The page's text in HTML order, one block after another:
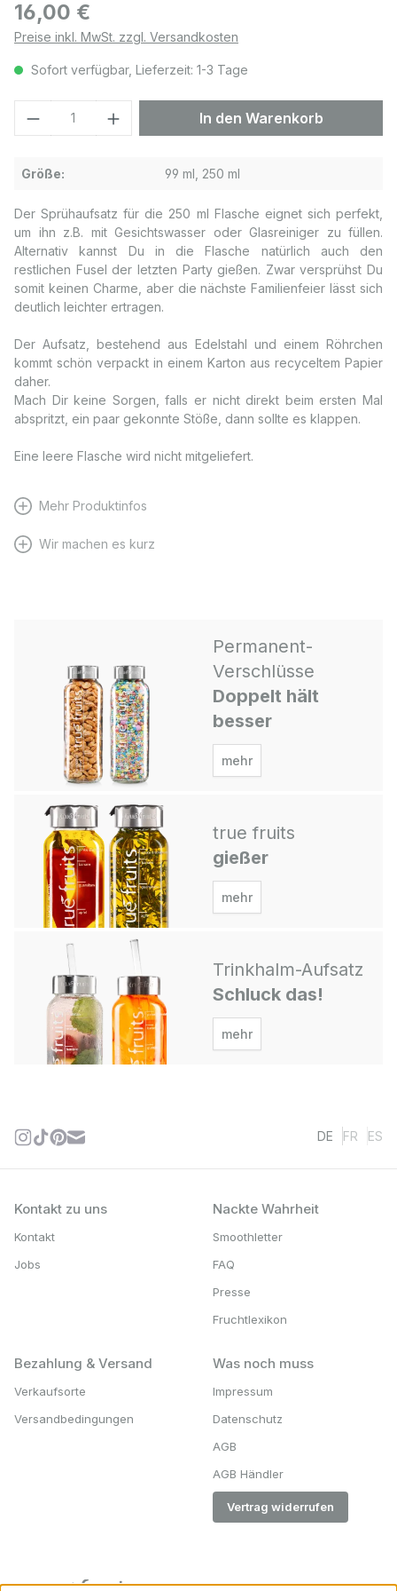
Der Sprühaufsatz für die 250 ml Flasche eignet sich perfekt,
um ihn z.B. mit Gesichtswasser oder Glasreiniger zu füllen.
Alternativ kannst Du in die Flasche natürlich auch den
restlichen Fusel der letzten Party gießen. Zwar versprühst Du
somit keinen Charme, aber die nächste Familienfeier lässt sich
deutlich leichter ertragen.
Der Aufsatz, bestehend aus Edelstahl und einem Röhrchen
kommt schön verpackt in einem Karton aus recyceltem Papier
daher.
Mach Dir keine Sorgen, falls er nicht direkt beim ersten Mal
abspritzt, ein paar gekonnte Stöße, dann sollte es klappen.
Eine leere Flasche wird nicht mitgeliefert.
Mehr Produktinfos
Wir machen es kurz
Regulärer Preis:
16,00 €
Preise inkl. MwSt. zzgl. Versandkosten
Sofort verfügbar, Lieferzeit: 1-3 Tage
Produkt Anzahl: Gib den gewünschten
In den Warenkorb
Größe: 99 ml, 250 ml
Permanent-
Verschlüsse
Doppelt hält
besser
mehr
true fruits
gießer
mehr
Trinkhalm-Aufsatz
Schluck das!
mehr
DE FR ES
Kontakt zu uns
Kontakt
Jobs
Nackte Wahrheit
Smoothletter
FAQ
Presse
Fruchtlexikon
Bezahlung & Versand
Verkaufsorte
Versandbedingungen
Was noch muss
Impressum
Datenschutz
AGB
AGB Händler
Vertrag widerrufen